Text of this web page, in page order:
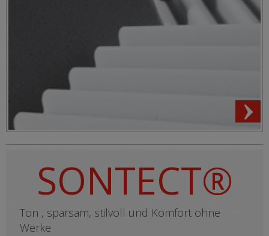
SONTECT®
Ton , sparsam, stilvoll und Komfort ohne
Werke